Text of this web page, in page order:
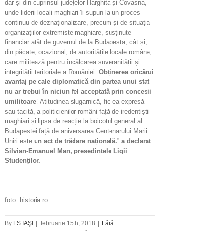
dar și din cuprinsul județelor Harghita și Covasna,
unde liderii locali maghiari îi supun la un proces
continuu de deznaționalizare, precum și de situația
organizațiilor extremiste maghiare, susținute
financiar atât de guvernul de la Budapesta, cât și,
din păcate, ocazional, de autoritățile locale române,
care militează pentru încălcarea suveranității și
integrității teritoriale a României. Obținerea oricărui
avantaj pe cale diplomatică din partea unui stat
nu ar trebui în niciun fel acceptată prin concesii
umilitoare! Atitudinea slugarnică, fie ea expresă
sau tacită, a politicienilor români față de iredentiștii
maghiari și lipsa de reacție la boicotul general al
Budapestei față de aniversarea Centenarului Marii
Uniri este un act de trădare națională.” a declarat
Silvian-Emanuel Man, președintele Ligii
Studenților.
foto: historia.ro
By LS IAŞI februarie 15th, 2018
Fără